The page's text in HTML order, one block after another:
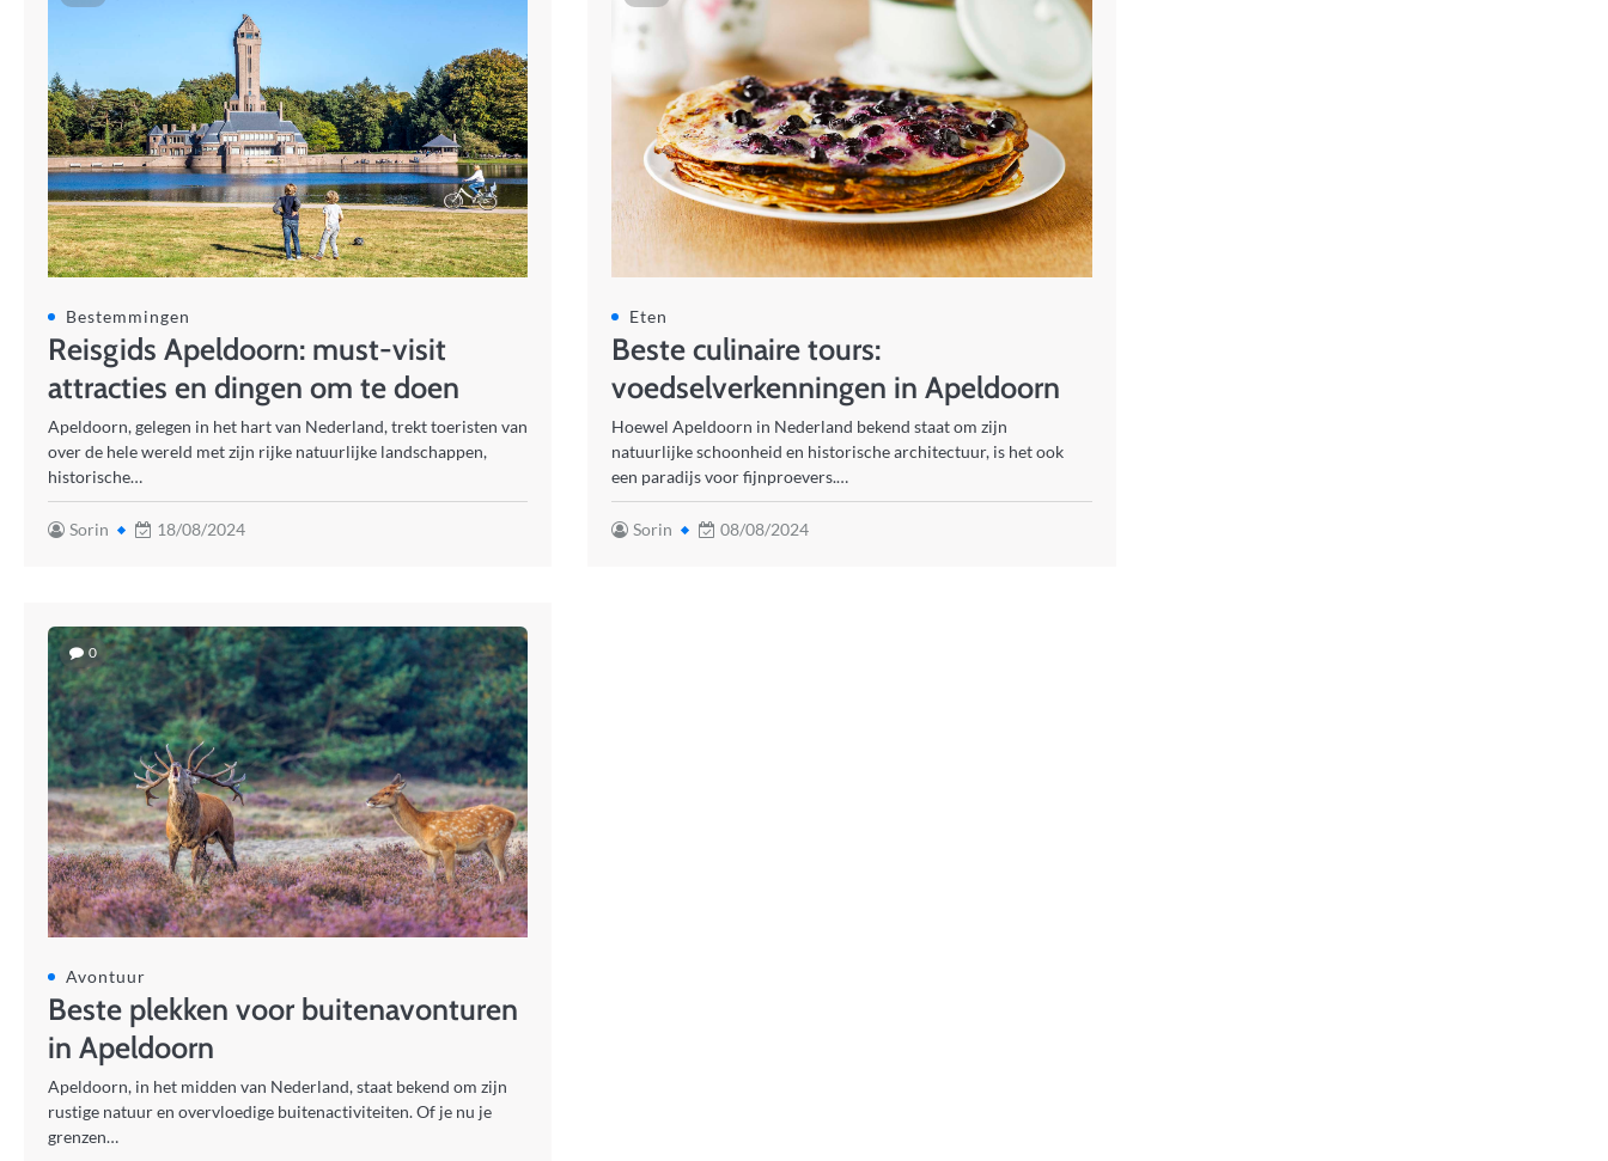
Bestemmingen
Reisgids Apeldoorn: must-visit
attracties en dingen om te doen
Apeldoorn, gelegen in het hart van Nederland, trekt toeristen van
over de hele wereld met zijn rijke natuurlijke landschappen,
historische…
Sorin 18/08/2024
Eten
Beste culinaire tours:
voedselverkenningen in Apeldoorn
Hoewel Apeldoorn in Nederland bekend staat om zijn
natuurlijke schoonheid en historische architectuur, is het ook
een paradijs voor fijnproevers.…
Sorin 08/08/2024
0
Avontuur
Beste plekken voor buitenavonturen
in Apeldoorn
Apeldoorn, in het midden van Nederland, staat bekend om zijn
rustige natuur en overvloedige buitenactiviteiten. Of je nu je
grenzen…